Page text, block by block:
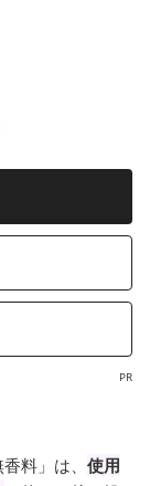
PR
料」は、 使用